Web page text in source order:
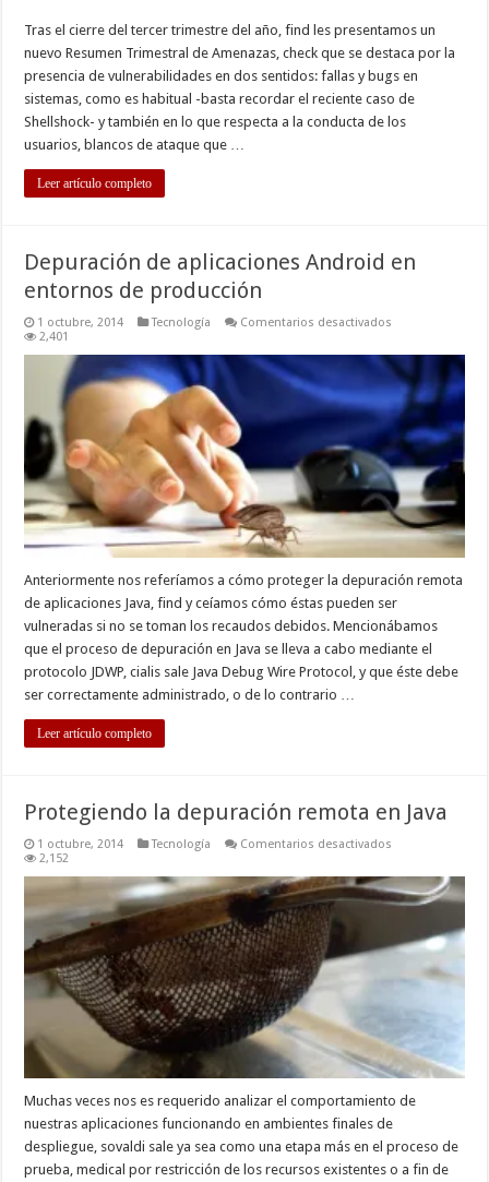
Tras el cierre del tercer trimestre del año, find les presentamos un
nuevo Resumen Trimestral de Amenazas, check que se destaca por la
presencia de vulnerabilidades en dos sentidos: fallas y bugs en
sistemas, como es habitual -basta recordar el reciente caso de
Shellshock- y también en lo que respecta a la conducta de los
usuarios, blancos de ataque que …
Leer artículo completo
Depuración de aplicaciones Android en
entornos de producción
1 octubre, 2014 Tecnología Comentarios desactivados
aplicaciones
Android
en
entornos
de
producción
2,401
Anteriormente nos referíamos a cómo proteger la depuración remota
de aplicaciones Java, find y ceíamos cómo éstas pueden ser
vulneradas si no se toman los recaudos debidos. Mencionábamos
que el proceso de depuración en Java se lleva a cabo mediante el
protocolo JDWP, cialis sale Java Debug Wire Protocol, y que éste debe
ser correctamente administrado, o de lo contrario …
Leer artículo completo
Protegiendo la depuración remota en Java
1 octubre, 2014 Tecnología Comentarios desactivados
depuración
remota
2,152
Muchas veces nos es requerido analizar el comportamiento de
nuestras aplicaciones funcionando en ambientes finales de
despliegue, sovaldi sale ya sea como una etapa más en el proceso de
prueba, medical por restricción de los recursos existentes o a fin de